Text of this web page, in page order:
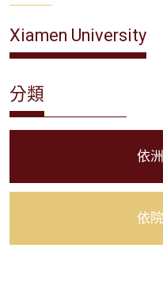
Xiamen University
分類
依
依